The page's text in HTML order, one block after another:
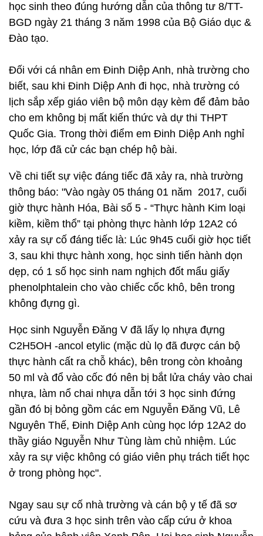
học sinh theo đúng hướng dẫn của thông tư 8/TT-
BGD ngày 21 tháng 3 năm 1998 của Bộ Giáo dục &
Đào tạo.
Đối với cá nhân em Đinh Diệp Anh, nhà trường cho
biết, sau khi Đinh Diệp Anh đi học, nhà trường có
lịch sắp xếp giáo viên bộ môn dạy kèm để đảm bảo
cho em không bị mất kiến thức và dự thi THPT
Quốc Gia. Trong thời điểm em Đinh Diệp Anh nghỉ
học, lớp đã cử các bạn chép hộ bài.
Về chi tiết sự việc đáng tiếc đã xảy ra, nhà trường
thông báo: "Vào ngày 05 tháng 01 năm 2017, cuối
giờ thực hành Hóa, Bài số 5 - “Thực hành Kim loại
kiềm, kiềm thổ” tại phòng thực hành lớp 12A2 có
xảy ra sự cố đáng tiếc là: Lúc 9h45 cuối giờ học tiết
3, sau khi thực hành xong, học sinh tiến hành dọn
dẹp, có 1 số học sinh nam nghịch đốt mẩu giấy
phenolphtalein cho vào chiếc cốc khô, bên trong
không đựng gì.
Học sinh Nguyễn Đăng V đã lấy lọ nhựa đựng
C2H5OH -ancol etylic (mặc dù lọ đã được cán bộ
thực hành cất ra chỗ khác), bên trong còn khoảng
50 ml và đổ vào cốc đó nên bị bắt lửa cháy vào chai
nhựa, làm nổ chai nhựa dẫn tới 3 học sinh đứng
gần đó bị bỏng gồm các em Nguyễn Đăng Vũ, Lê
Nguyên Thế, Đinh Diệp Anh cùng học lớp 12A2 do
thầy giáo Nguyễn Như Tùng làm chủ nhiệm. Lúc
xảy ra sự việc không có giáo viên phụ trách tiết học
ở trong phòng học".
Ngay sau sự cố nhà trường và cán bộ y tế đã sơ
cứu và đưa 3 học sinh trên vào cấp cứu ở khoa